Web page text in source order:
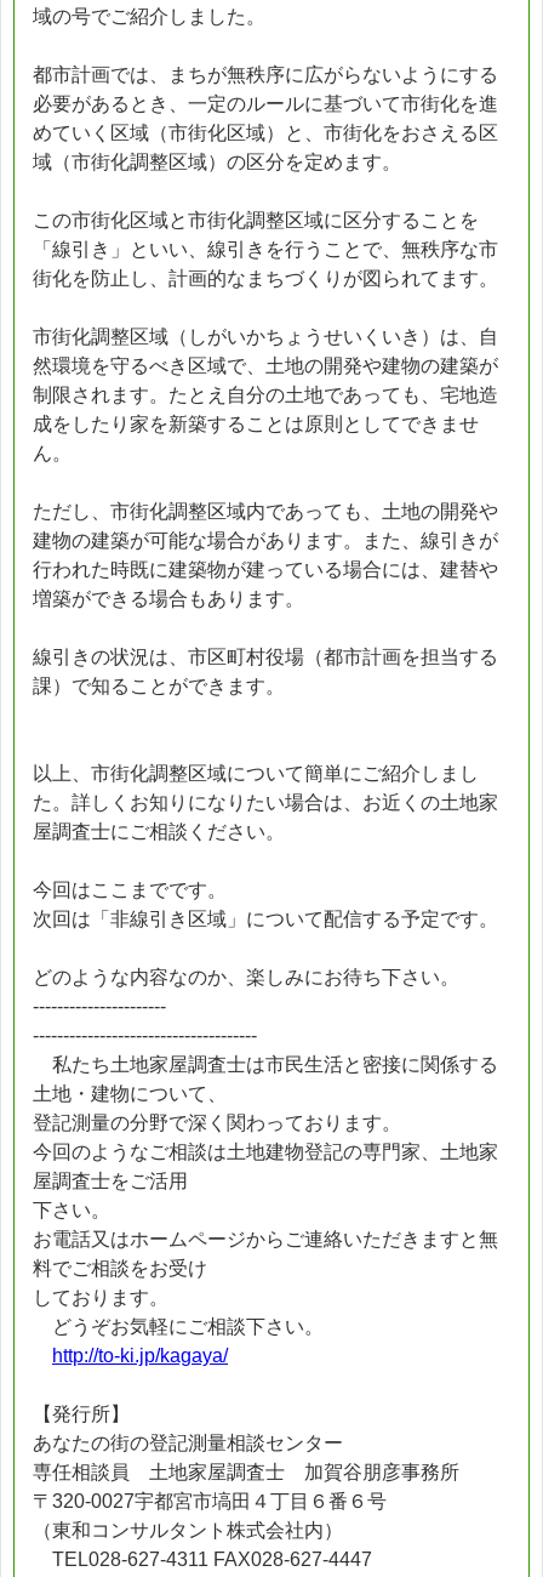
域の号でご紹介しました。
都市計画では、まちが無秩序に広がらないようにする
必要があるとき、一定のルールに基づいて市街化を進
めていく区域（市街化区域）と、市街化をおさえる区
域（市街化調整区域）の区分を定めます。
この市街化区域と市街化調整区域に区分することを
「線引き」といい、線引きを行うことで、無秩序な市
街化を防止し、計画的なまちづくりが図られてます。
市街化調整区域（しがいかちょうせいくいき）は、自
然環境を守るべき区域で、土地の開発や建物の建築が
制限されます。たとえ自分の土地であっても、宅地造
成をしたり家を新築することは原則としてできませ
ん。
ただし、市街化調整区域内であっても、土地の開発や
建物の建築が可能な場合があります。また、線引きが
行われた時既に建築物が建っている場合には、建替や
増築ができる場合もあります。
線引きの状況は、市区町村役場（都市計画を担当する
課）で知ることができます。
以上、市街化調整区域について簡単にご紹介しまし
た。詳しくお知りになりたい場合は、お近くの土地家
屋調査士にご相談ください。
今回はここまでです。
次回は「非線引き区域」について配信する予定です。
どのような内容なのか、楽しみにお待ち下さい。
----------------------
-------------------------------------
私たち土地家屋調査士は市民生活と密接に関係する
土地・建物について、
登記測量の分野で深く関わっております。
今回のようなご相談は土地建物登記の専門家、土地家
屋調査士をご活用
下さい。
お電話又はホームページからご連絡いただきますと無
料でご相談をお受け
しております。
どうぞお気軽にご相談下さい。
http://to-ki.jp/kagaya/
【発行所】
あなたの街の登記測量相談センター
専任相談員 土地家屋調査士 加賀谷朋彦事務所
〒320-0027宇都宮市塙田４丁目６番６号
（東和コンサルタント株式会社内）
TEL028-627-4311 FAX028-627-4447